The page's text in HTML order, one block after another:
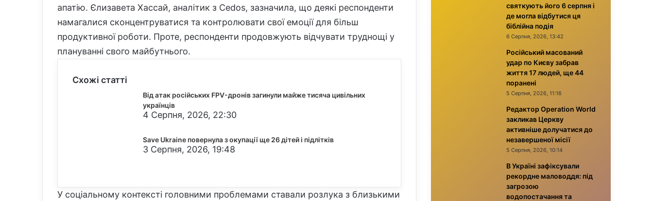
апатію. Єлизавета Хассай, аналітик з Cedos, зазначила, що деякі респонденти
намагалися сконцентруватися та контролювати свої емоції для більш
продуктивної роботи. Проте, респонденти продовжують відчувати труднощі у
плануванні свого майбутнього.
Схожі статті
Від атак російських FPV-дронів загинули майже тисяча цивільних
українців
4 Серпня, 2026, 22:30
Save Ukraine повернула з окупації ще 26 дітей і підлітків
3 Серпня, 2026, 19:48
У соціальному контексті головними проблемами ставали розлука з близькими
святкують його 6 серпня і
де могла відбутися ця
біблійна подія
6 Серпня, 2026, 13:42
Російський масований
удар по Києву забрав
життя 17 людей, ще 44
поранені
5 Серпня, 2026, 11:16
Редактор Operation World
закликав Церкву
активніше долучатися до
незавершеної місії
5 Серпня, 2026, 10:14
В Україні зафіксували
рекордне маловоддя: під
загрозою
водопостачання та